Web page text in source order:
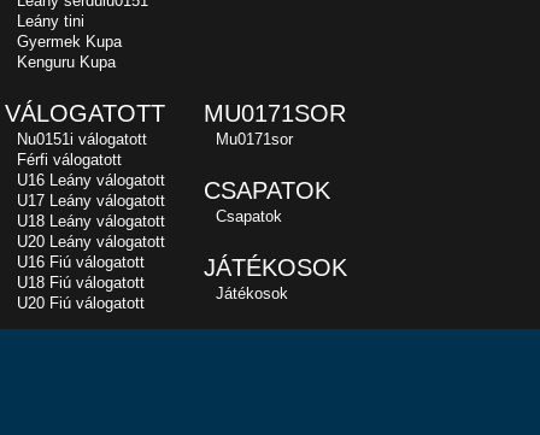
Leány tini
Gyermek Kupa
Kenguru Kupa
VÁLOGATOTT
Nu0151i válogatott
Férfi válogatott
U16 Leány válogatott
U17 Leány válogatott
U18 Leány válogatott
U20 Leány válogatott
U16 Fiú válogatott
U18 Fiú válogatott
U20 Fiú válogatott
MU0171SOR
Mu0171sor
CSAPATOK
Csapatok
JÁTÉKOSOK
Játékosok